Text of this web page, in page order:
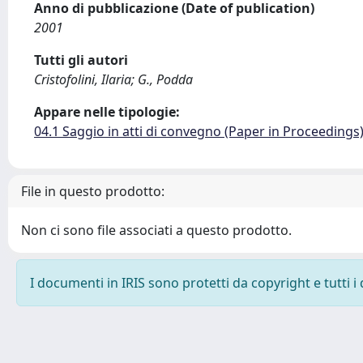
Anno di pubblicazione (Date of publication)
2001
Tutti gli autori
Cristofolini, Ilaria; G., Podda
Appare nelle tipologie:
04.1 Saggio in atti di convegno (Paper in Proceedings)
File in questo prodotto:
Non ci sono file associati a questo prodotto.
I documenti in IRIS sono protetti da copyright e tutti